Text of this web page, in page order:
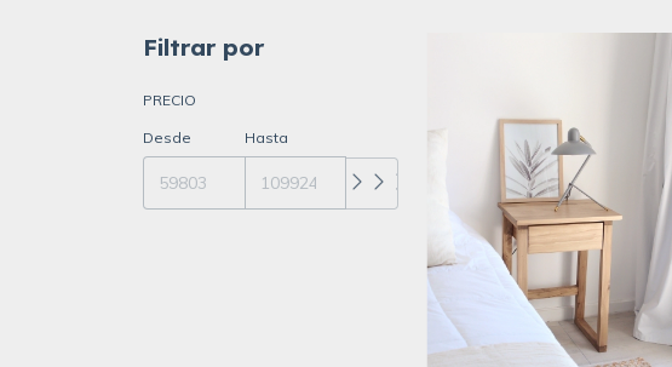
Filtrar por
PRECIO
Desde Hasta